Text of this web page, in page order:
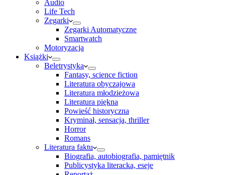
Audio
Life Tech
Zegarki
Zegarki Automatyczne
Smartwatch
Motoryzacja
Książki
Beletrystyka
Fantasy, science fiction
Literatura obyczajowa
Literatura młodzieżowa
Literatura piękna
Powieść historyczna
Kryminał, sensacja, thriller
Horror
Romans
Literatura faktu
Biografia, autobiografia, pamiętnik
Publicystyka literacka, eseje